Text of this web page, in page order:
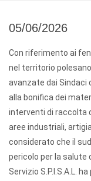
05/06/2026
Con riferimento ai
nel territorio
avanzate dai Sindaci
alla bonifica dei
interventi di raccolta
aree industriali,
considerato che il
pericolo per la salute
Servizio S.P.I.S.A.L.